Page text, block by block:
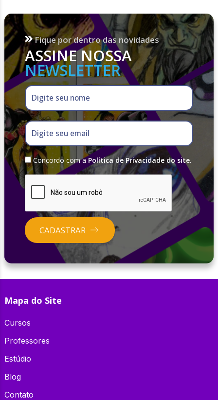
Fique por dentro das novidades
ASSINE NOSSA
NEWSLETTER
Digite seu nome
Digite seu email
Concordo com a Política de Privacidade do site.
CADASTRAR
Mapa do Site
Cursos
Professores
Estúdio
Blog
Contato